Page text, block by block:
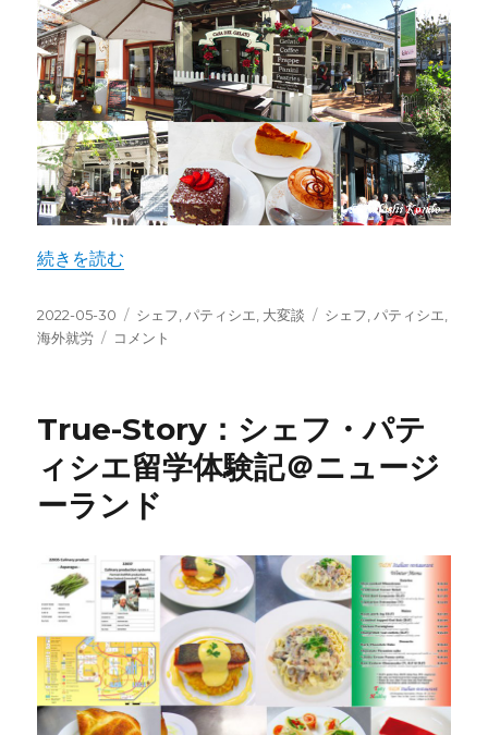
“True-Story：シェフ・パティシエ就活体験記＠ニュー
続きを読む
投
稿
2022-05-30
カ
テ
シェフ パティシエ 大変談
タ
シェフ パティシエ
海外就労
True-
フ・
テ
ィ
シ
就
活
体
験
記
＠
ニ
ュ
コメント
True-Story：シェフ・パテ
ィシエ留学体験記＠ニュージ
ーランド